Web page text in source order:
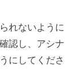
れないように
認し、アシナ
にしてくださ